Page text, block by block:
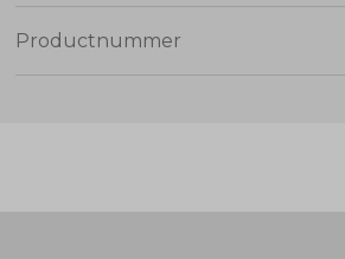
Productnummer